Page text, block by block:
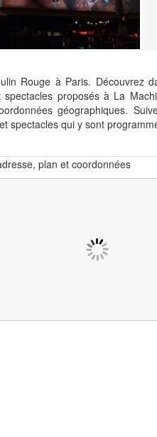
Rouge à Paris. Découvrez
spectacles proposés à La
géographiques.
spectacles qui y sont
plan et coordonnées